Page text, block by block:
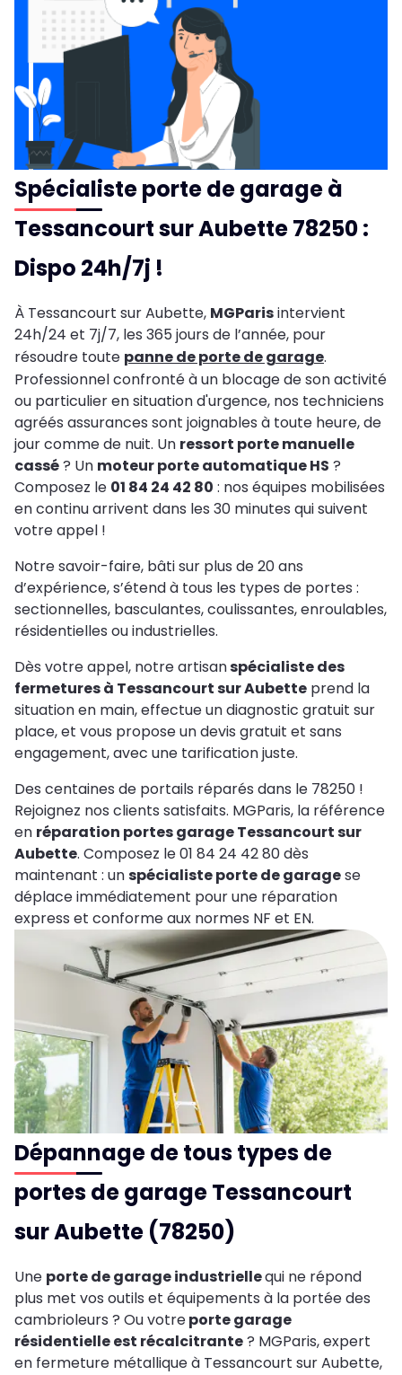
Spécialiste porte de garage à
Tessancourt sur Aubette 78250 :
Dispo 24h/7j !
À Tessancourt sur Aubette, MGParisintervient
24h/24 et 7j/7, les 365 jours de l’année, pour
résoudre toute panne de porte de garage.
Professionnel confronté à un blocage de son activité
ou particulier en situation d'urgence, nos techniciens
agréés assurances sont joignables à toute heure, de
jour comme de nuit. Un ressort porte manuelle
cassé? Un moteur porte automatique HS ?
Composez le 01 84 24 42 80 : nos équipes mobilisées
en continu arrivent dans les 30 minutes qui suivent
votre appel !
Notre savoir-faire, bâti sur plus de 20 ans
d’expérience, s’étend à tous les types de portes :
sectionnelles, basculantes, coulissantes, enroulables,
résidentielles ou industrielles.
Dès votre appel, notre artisanspécialiste des
fermetures à Tessancourt sur Aubette prend la
situation en main, effectue un diagnostic gratuit sur
place, et vous propose un devis gratuit et sans
engagement, avec une tarification juste.
Des centaines de portails réparés dans le 78250 !
Rejoignez nos clients satisfaits. MGParis, la référence
en réparation portes garage Tessancourt sur
Aubette. Composez le 01 84 24 42 80 dès
maintenant : unspécialiste porte de garagese
déplace immédiatement pour une réparation
express et conforme aux normes NF et EN.
Dépannage de tous types de
portes de garage Tessancourt
sur Aubette (78250)
Une porte de garage industriellequi ne répond
plus met vos outils et équipements à la portée des
cambrioleurs ? Ou votreporte garage
résidentielle est récalcitrante? MGParis, expert
en fermeture métallique à Tessancourt sur Aubette,